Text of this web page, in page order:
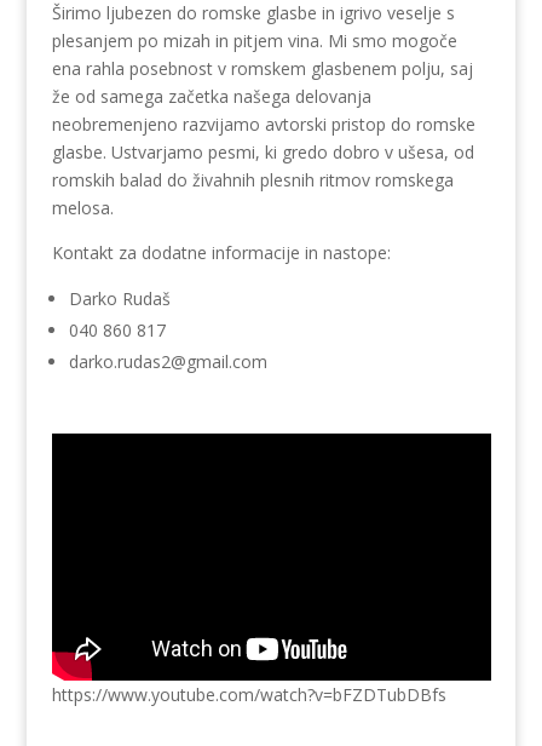
Širimo ljubezen do romske glasbe in igrivo veselje s
plesanjem po mizah in pitjem vina. Mi smo mogoče
ena rahla posebnost v romskem glasbenem polju, saj
že od samega začetka našega delovanja
neobremenjeno razvijamo avtorski pristop do romske
glasbe. Ustvarjamo pesmi, ki gredo dobro v ušesa, od
romskih balad do živahnih plesnih ritmov romskega
melosa.
Kontakt za dodatne informacije in nastope:
Darko Rudaš
040 860 817
darko.rudas2@gmail.com
https://www.youtube.com/watch?v=bFZDTubDBfs